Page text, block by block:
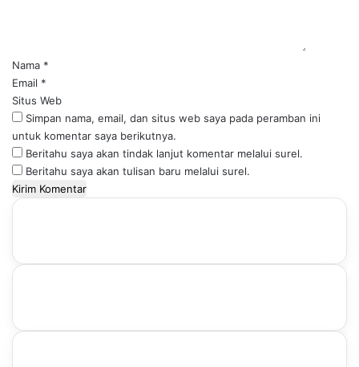
*Nama *
Email *
Situs Web
Simpan nama, email, dan situs web saya pada peramban ini
untuk komentar saya berikutnya.
Beritahu saya akan tindak lanjut komentar melalui surel.
Beritahu saya akan tulisan baru melalui surel.